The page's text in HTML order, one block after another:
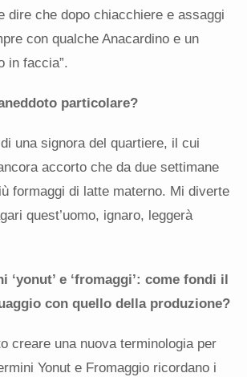
dire che dopo chiacchiere e assaggi
con qualche Anacardino e un
in faccia”.
particolare?
una signora del quartiere, il cui
accorto che da due settimane
formaggi di latte materno. Mi diverte
quest’uomo, ignaro, leggerà
e ‘fromaggi’: come fondi il
con quello della produzione?
creare una nuova terminologia per
Yonut e Fromaggio ricordano i